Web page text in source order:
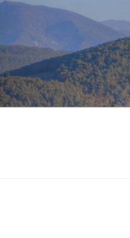
Aller
principal